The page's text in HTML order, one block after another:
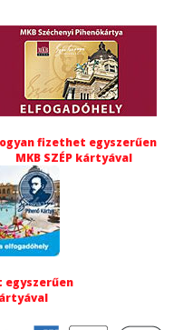
fizethet egyszerűen
MKB SZÉP kártyával
egyszerűen